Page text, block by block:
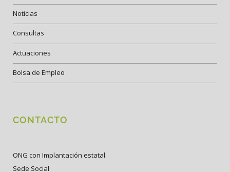
Noticias
Consultas
Actuaciones
Bolsa de Empleo
CONTACTO
ONG con Implantación estatal.
Sede Social